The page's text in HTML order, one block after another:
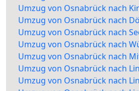
Umzug von Osnabrück nach
Umzug von Osnabrück nach
Umzug von Osnabrück nach
Umzug von Osnabrück nach
Umzug von Osnabrück nach
Umzug von Osnabrück nach
Umzug von Osnabrück nach